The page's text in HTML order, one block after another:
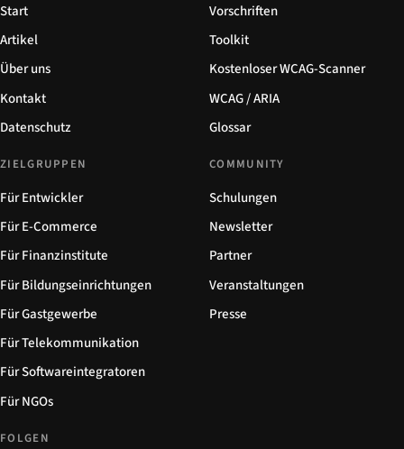
Start
Artikel
Über uns
Kontakt
Datenschutz
Vorschriften
Toolkit
Kostenloser WCAG-Scanner
WCAG / ARIA
Glossar
ZIELGRUPPEN
Für Entwickler
Für E-Commerce
Für Finanzinstitute
Für Bildungseinrichtungen
Für Gastgewerbe
Für Telekommunikation
Für Softwareintegratoren
Für NGOs
COMMUNITY
Schulungen
Newsletter
Partner
Veranstaltungen
Presse
FOLGEN